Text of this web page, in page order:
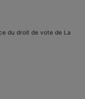
du droit de vote de La